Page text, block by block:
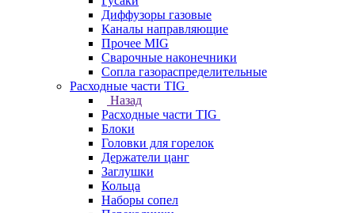
Диффузоры газовые
Каналы направляющие
Прочее MIG
Сварочные наконечники
Сопла газораспределительные
Расходные части TIG
Назад
Расходные части TIG
Блоки
Головки для горелок
Держатели цанг
Заглушки
Кольца
Наборы сопел